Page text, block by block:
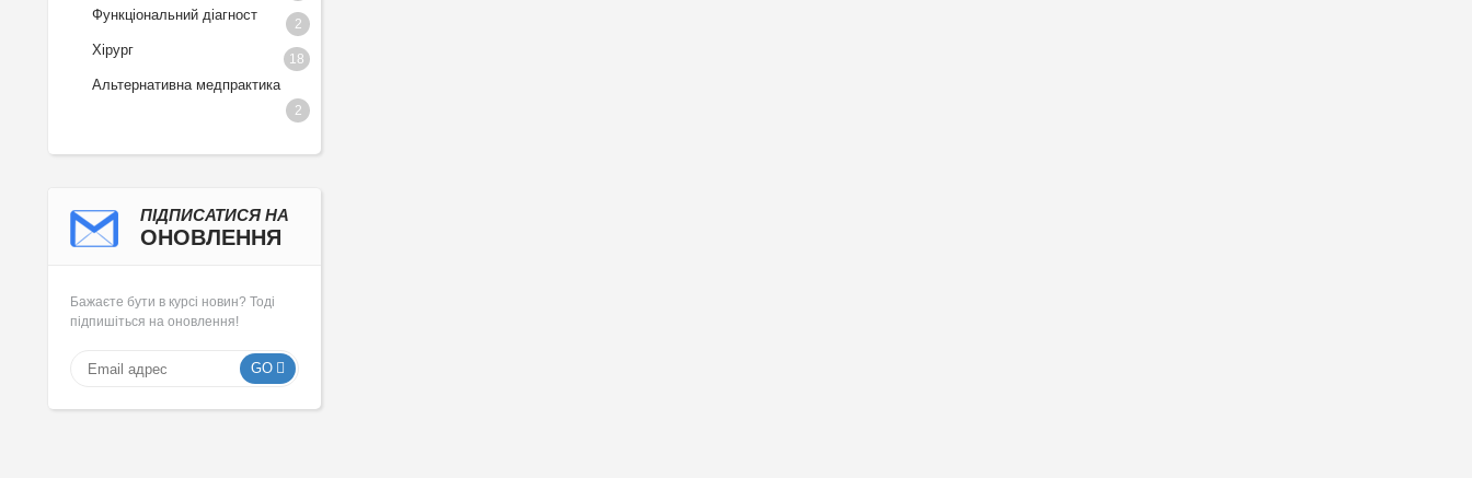
Функціональний діагност
2
Хірург
18
Альтернативна медпрактика
2
ПІДПИСАТИСЯ НА
ОНОВЛЕННЯ
Бажаєте бути в курсі новин? Тоді
підпишіться на оновлення!
GO